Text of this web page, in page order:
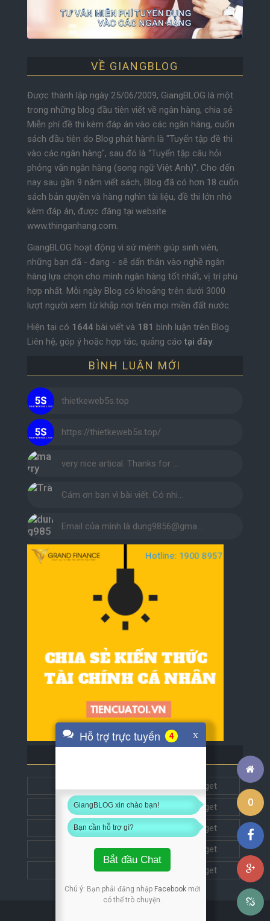
0
VỀ GIANGBLOG
Được thành lập ngày 25/06/2009, GiangBLOG là một
trong những blog đầu tiên viết về ngân hàng, chia sẻ
Miễn phí đề thi kèm đáp án vào các ngân hàng, cuốn
sách đầu tiên do Blog phát hành là "Tuyển tập đề thi
vào các ngân hàng", sau đó là "Tuyển tập câu hỏi
phỏng vấn ngân hàng (song ngữ Việt Anh)". Cho đến
nay sau gần 9 năm viết sách, Blog đã có hơn 18 cuốn
sách bản quyền và hàng nghìn tài liệu, đề thi lớn nhỏ
kèm đáp án, được đăng tại website
www.thinganhang.com.
GiangBLOG hoạt động vì sứ mệnh giúp sinh viên,
những bạn đã - đang - sẽ dấn thân vào nghề ngân
hàng lựa chọn cho mình ngân hàng tốt nhất, vị trí phù
hợp nhất. Mỗi ngày Blog có khoảng trên dưới 3000
lượt người xem từ khắp nơi trên mọi miền đất nước.
Hiện tại có 1644bài viết và 181 bình luận trên Blog.
Liên hệ, góp ý hoặc hợp tác, quảng cáotại đây.
BÌNH LUẬN MỚI
thietkeweb5s.top
https://thietkeweb5s.top/
very nice artical. Thanks for …
Cám ơn bạn vì bài viết. Có nhi…
Email của mình là dung9856@gma…
Get this widget
Đặt liên kết
Get this widget
Đặt liên kết
Get this widget
Đặt liên kết
Get this widget
Đặt liên kết
Get this widget
Hỗ trợ trực tuyến 4 x
GiangBLOG xin chào bạn!
Bạn cần hỗ trợ gì?
Bắt đầu Chat
Chú ý: Bạn phải đăng nhập Facebookmới
có thể trò chuyện.